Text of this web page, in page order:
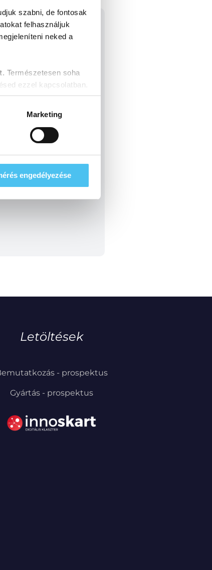
szabni, de fontosak
felhasználjuk
neked a
Természetesen soha
ezzel kapcsolatban.
Marketing
engedélyezése
Letöltések
- prospektus
Gyártás - prospektus